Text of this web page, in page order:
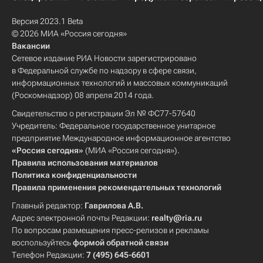
Версия 2023.1 Beta
© 2026 МИА «Россия сегодня»
Вакансии
Сетевое издание РИА Новости зарегистрировано
в Федеральной службе по надзору в сфере связи,
информационных технологий и массовых коммуникаций
(Роскомнадзор) 08 апреля 2014 года.
Свидетельство о регистрации Эл № ФС77-57640
Учредитель: Федеральное государственное унитарное
предприятие Международное информационное агентство
«Россия сегодня» (МИА «Россия сегодня»).
Правила использования материалов
Политика конфиденциальности
Правила применения рекомендательных технологий
Главный редактор: Гаврилова А.В.
Адрес электронной почты Редакции: realty@ria.ru
По вопросам размещения пресс-релизов и рекламы
воспользуйтесьформой обратной связи
Телефон Редакции: 7 (495) 645-6601